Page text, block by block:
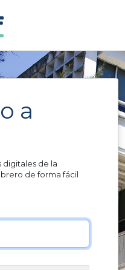
a
digitales de la
de forma fácil